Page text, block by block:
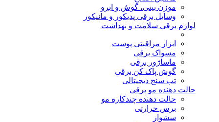
موزن بینی، گوش و ابرو
وسایل برقی پدیکور و مانیکور
لوازم برقی سلامت و بهداشت
ابزار مراقبتی پوست
مسواک برقی
ماساژور برقی
گوش پاک کن برقی
تب سنج دیجیتالی
حالت دهنده مو برقی
حالت دهنده چندکاره مو
برس حرارتی
سشوار